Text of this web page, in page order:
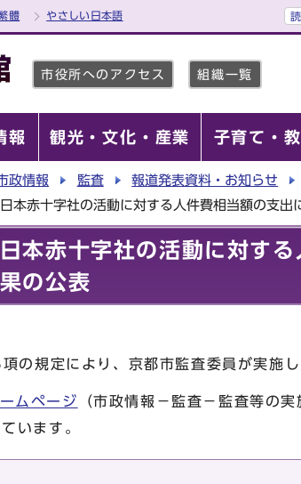
體 やさしい日本語
市役所へのアクセス 組織一覧
報 観光・文化・産業 子育て・
政情報 監査
報道発表資料・お知らせ
本赤十字社の活動に対する人件費相当額の支
本赤十字社の活動に対す
の公表
の規定により、京都市監査委員が実施し
ムページ
（市政情報－監査－監査等の
います。